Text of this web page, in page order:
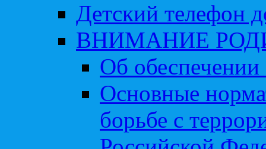
Детский телефон
ВНИМАНИЕ
Об обеспечении
Основные
борьбе с